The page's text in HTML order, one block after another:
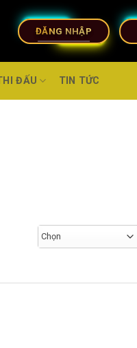
ĐĂNG NHẬP
ĐẤU TIN TỨC
Chọn